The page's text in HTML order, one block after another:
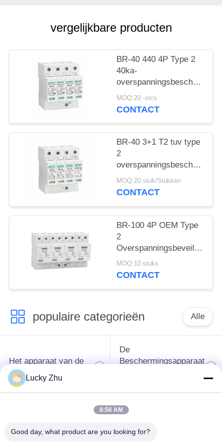
vergelijkbare producten
BR-40 440 4P Type 2
40ka-
SPD T2 Power
Protection arrester
overspanningen 440V
Overspanningsbeschermer
spd Type 2
MOQ:20 -stcs
CONTACT
BR-40 3+1 T2 tuv type
2
Overspanningsarrestor
bliksemarrestor
SPD AC DC
Overspanningsbescherming
spd
MOQ:20 stuk/Stukken
CONTACT
BR-100 4P OEM Type
2
Overspanningsbeveiliging
385v
overspanningsbeveiliging
MOQ:10 stuks
CONTACT
populaire categorieën Alle
Het apparaat van de
schommelingsbescherming
De
Beschermingsapparaat
van de 2
Type van
Beschermend
Lucky Zhu
6:56 AM
Good day, what product are you looking for?